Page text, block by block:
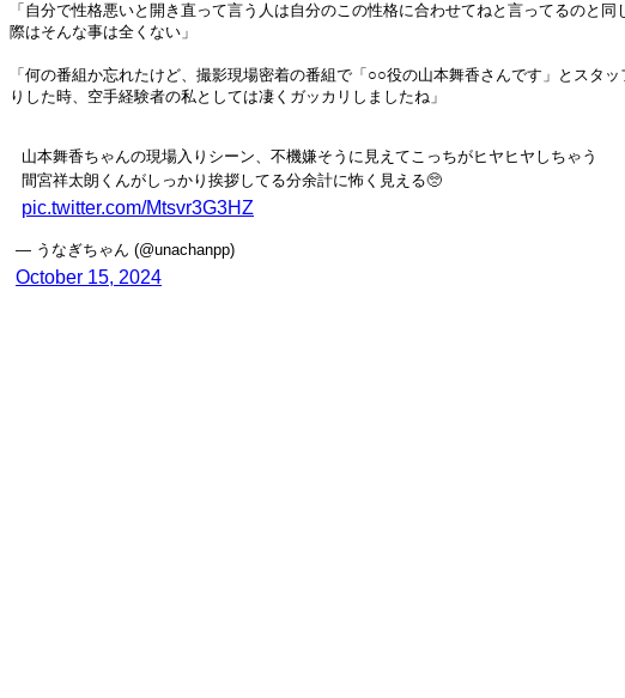
「自分で性格悪いと開き直って言う人は自分のこの性格に合わせてねと言ってるのと
際はそんな事は全くない」
「何の番組か忘れたけど、撮影現場密着の番組で「○○役の山本舞香さんです」とス
りした時、空手経験者の私としては凄くガッカリしましたね」
山本舞香ちゃんの現場入りシーン、不機嫌そうに見えてこっちがヒヤヒヤしちゃう
間宮祥太朗くんがしっかり挨拶してる分余計に怖く見える🥺
pic.twitter.com/Mtsvr3G3HZ
— うなぎちゃん (@unachanpp)
October 15, 2024